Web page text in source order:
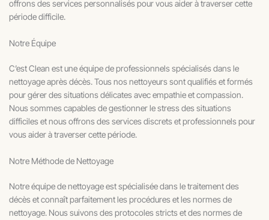
offrons des services personnalisés pour vous aider à traverser cette
période difficile.
Notre Équipe
C’est Clean est une équipe de professionnels spécialisés dans le
nettoyage après décès. Tous nos nettoyeurs sont qualifiés et formés
pour gérer des situations délicates avec empathie et compassion.
Nous sommes capables de gestionner le stress des situations
difficiles et nous offrons des services discrets et professionnels pour
vous aider à traverser cette période.
Notre Méthode de Nettoyage
Notre équipe de nettoyage est spécialisée dans le traitement des
décès et connaît parfaitement les procédures et les normes de
nettoyage. Nous suivons des protocoles stricts et des normes de